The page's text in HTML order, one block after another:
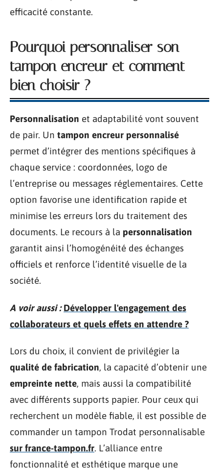
efficacité constante.
Pourquoi personnaliser son
tampon encreur et comment
bien choisir ?
Personnalisation et adaptabilité vont souvent
de pair. Un tampon encreur personnalisé
permet d’intégrer des mentions spécifiques à
chaque service : coordonnées, logo de
l’entreprise ou messages réglementaires. Cette
option favorise une identification rapide et
minimise les erreurs lors du traitement des
documents. Le recours à la personnalisation
garantit ainsi l’homogénéité des échanges
officiels et renforce l’identité visuelle de la
société.
A voir aussi : Développer l'engagement des
collaborateurs et quels effets en attendre ?
Lors du choix, il convient de privilégier la
qualité de fabrication, la capacité d’obtenir une
empreinte nette, mais aussi la compatibilité
avec différents supports papier. Pour ceux qui
recherchent un modèle fiable, il est possible de
commander un tampon Trodat personnalisable
sur france-tampon.fr. L’alliance entre
fonctionnalité et esthétique marque une